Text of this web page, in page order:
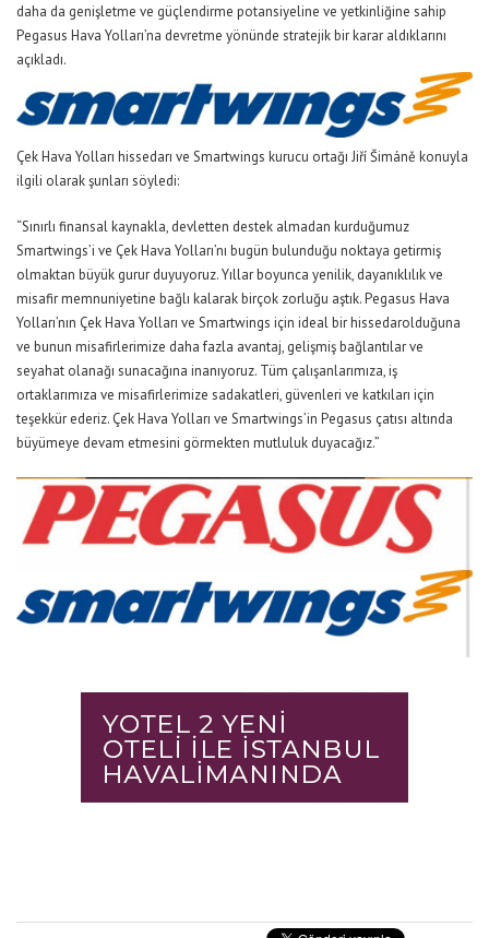
daha da genişletme ve güçlendirme potansiyeline ve yetkinliğine sahip
Pegasus Hava Yolları’na devretme yönünde stratejik bir karar aldıklarını
açıkladı.
Çek Hava Yolları hissedarı ve Smartwings kurucu ortağı Jiří Šimáně konuyla
ilgili olarak şunları söyledi:
“Sınırlı finansal kaynakla, devletten destek almadan kurduğumuz
Smartwings’i ve Çek Hava Yolları’nı bugün bulunduğu noktaya getirmiş
olmaktan büyük gurur duyuyoruz. Yıllar boyunca yenilik, dayanıklılık ve
misafir memnuniyetine bağlı kalarak birçok zorluğu aştık. Pegasus Hava
Yolları’nın Çek Hava Yolları ve Smartwings için ideal bir hissedarolduğuna
ve bunun misafirlerimize daha fazla avantaj, gelişmiş bağlantılar ve
seyahat olanağı sunacağına inanıyoruz. Tüm çalışanlarımıza, iş
ortaklarımıza ve misafirlerimize sadakatleri, güvenleri ve katkıları için
teşekkür ederiz. Çek Hava Yolları ve Smartwings’in Pegasus çatısı altında
büyümeye devam etmesini görmekten mutluluk duyacağız.”